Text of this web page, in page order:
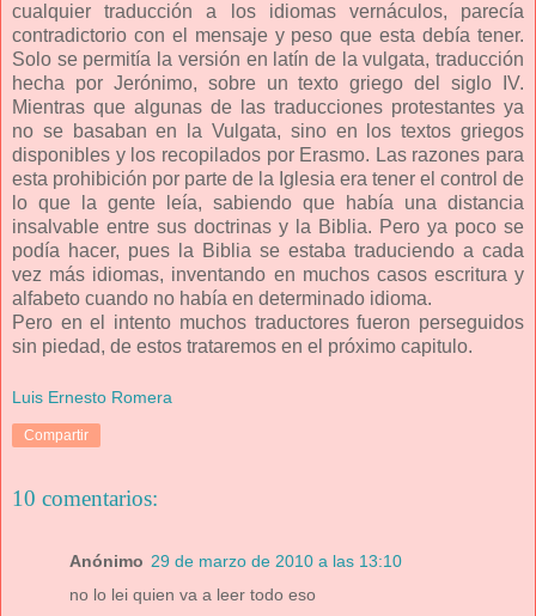
cualquier traducción a los idiomas vernáculos, parecía
contradictorio con el mensaje y peso que esta debía tener.
Solo se permitía la versión en latín de la vulgata, traducción
hecha por Jerónimo, sobre un texto griego del siglo IV.
Mientras que algunas de las traducciones protestantes ya
no se basaban en la Vulgata, sino en los textos griegos
disponibles y los recopilados por Erasmo. Las razones para
esta prohibición por parte de la Iglesia era tener el control de
lo que la gente leía, sabiendo que había una distancia
insalvable entre sus doctrinas y la Biblia. Pero ya poco se
podía hacer, pues la Biblia se estaba traduciendo a cada
vez más idiomas, inventando en muchos casos escritura y
alfabeto cuando no había en determinado idioma.
Pero en el intento muchos traductores fueron perseguidos
sin piedad, de estos trataremos en el próximo capitulo.
Luis Ernesto Romera
Compartir
10 comentarios:
Anónimo 29 de marzo de 2010 a las 13:10
no lo lei quien va a leer todo eso